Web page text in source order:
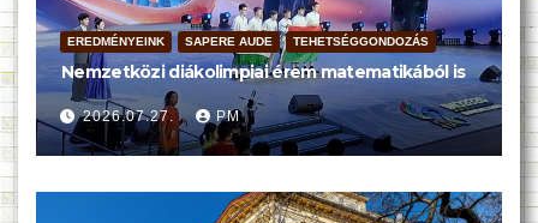
EREDMÉNYEINK SAPERE AUDE TEHETSÉGGONDOZÁS
Nemzetközi diákolimpiai érem matematikából is
2026.07.27. PM